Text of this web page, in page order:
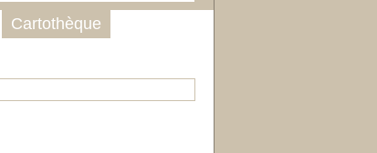
Cartothèque